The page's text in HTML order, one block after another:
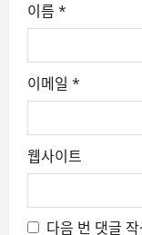
이름 *
이메일 *
웹사이트
다음 번 댓글